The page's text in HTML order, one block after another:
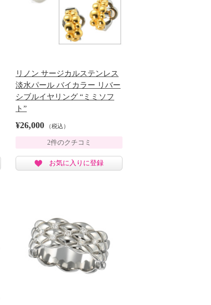
リノン サージカルステンレス
淡水パール バイカラー リバー
シブルイヤリング “ミミソフ
ト”
¥26,000 （税込）
2件のクチコミ
お気に入りに登録